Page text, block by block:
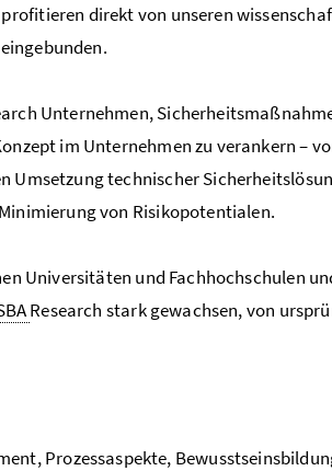
direkt von unseren
Unternehmen,
im Unternehmen zu verankern –
Umsetzung technischer
von Risikopotentialen.
Universitäten und Fachhochschulen
Research stark gewachsen, von
Prozessaspekte,